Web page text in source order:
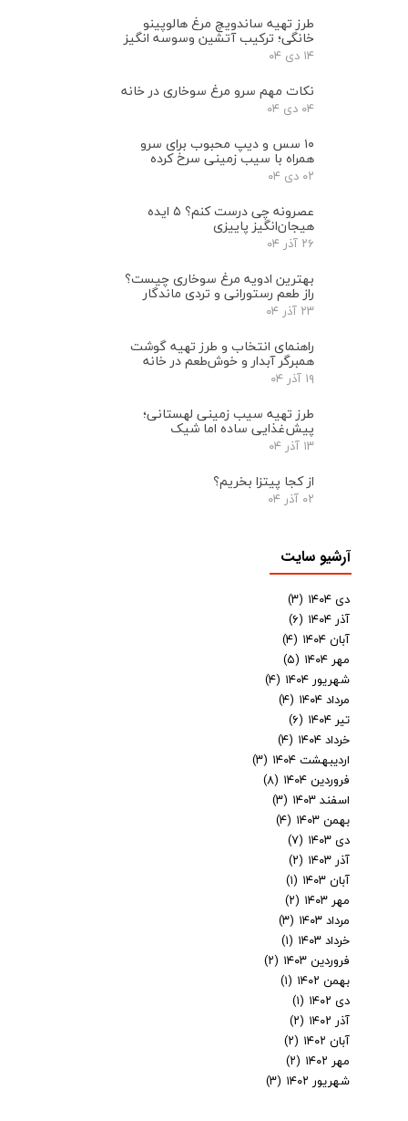
طرز تهیه ساندویچ مرغ هالوپینو
خانگی؛ ترکیب آتشین وسوسه انگیز
۱۴ دی ۰۴
نکات مهم سرو مرغ سوخاری در خانه
۰۴ دی ۰۴
۱۰ سس و دیپ محبوب برای سرو
همراه با سیب‌ زمینی سرخ ‌کرده
۰۲ دی ۰۴
عصرونه چی درست کنم؟ ۵ ایده
هیجان‌انگیز پاییزی
۲۶ آذر ۰۴
بهترین ادویه مرغ سوخاری چیست؟
راز طعم رستورانی و تردی ماندگار
۲۳ آذر ۰۴
راهنمای انتخاب و طرز تهیه گوشت
همبرگر آبدار و خوش‌طعم در خانه
۱۹ آذر ۰۴
طرز تهیه سیب زمینی لهستانی؛
پیش‌غذایی ساده اما شیک
۱۳ آذر ۰۴
از کجا پیتزا بخریم؟
۰۲ آذر ۰۴
آرشیو سایت
دی ۱۴۰۴
(۳)
آذر ۱۴۰۴
(۶)
آبان ۱۴۰۴
(۴)
مهر ۱۴۰۴
(۵)
شهریور ۱۴۰۴
(۴)
مرداد ۱۴۰۴
(۴)
تیر ۱۴۰۴
(۶)
خرداد ۱۴۰۴
(۴)
اردیبهشت ۱۴۰۴
(۳)
فروردین ۱۴۰۴
(۸)
اسفند ۱۴۰۳
(۳)
بهمن ۱۴۰۳
(۴)
دی ۱۴۰۳
(۷)
آذر ۱۴۰۳
(۲)
آبان ۱۴۰۳
(۱)
مهر ۱۴۰۳
(۲)
مرداد ۱۴۰۳
(۳)
خرداد ۱۴۰۳
(۱)
فروردین ۱۴۰۳
(۲)
بهمن ۱۴۰۲
(۱)
دی ۱۴۰۲
(۱)
آذر ۱۴۰۲
(۲)
آبان ۱۴۰۲
(۲)
مهر ۱۴۰۲
(۲)
شهریور ۱۴۰۲
(۳)